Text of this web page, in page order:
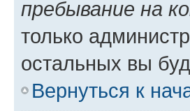
пребывание на
только
остальных вы
Вернуться к